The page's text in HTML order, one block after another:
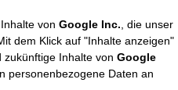
von Google Inc. , die unser
dem Klick auf "Inhalte anzeigen"
zukünftige Inhalte von Google
personenbezogene Daten an